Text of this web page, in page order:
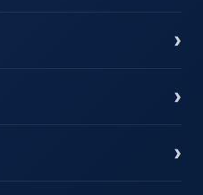
›
›
›